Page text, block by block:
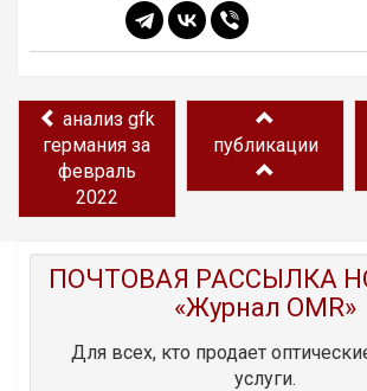
анализ gfk
германия за
февраль
2022
публикации
ПОЧТОВАЯ РАССЫЛКА
«Журнал OMR»
Для всех, кто продает
услуги.